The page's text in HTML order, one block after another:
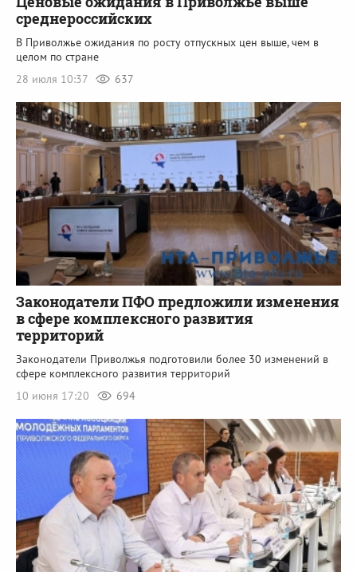
среднероссийских
В Приволжье ожидания по росту отпускных цен выше, чем в
целом по стране
28 июля 10:37
637
Законодатели ПФО предложили изменения
в сфере комплексного развития
территорий
Законодатели Приволжья подготовили более 30 изменений в
сфере комплексного развития территорий
10 июня 17:20
694